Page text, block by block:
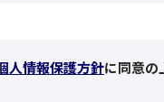
人情報保護方針に同意の